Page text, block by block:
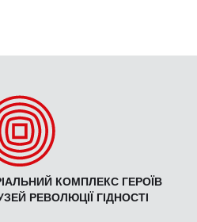
КОМПЛЕКС ГЕРОЇВ
РЕВОЛЮЦІЇ ГІДНОСТІ